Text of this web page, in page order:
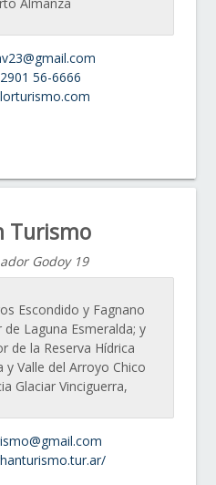
56-6666
Turismo
Godoy 19
Escondido y Fagnano
Laguna Esmeralda; y
de la Reserva Hídrica
y Valle del Arroyo Chico
Glaciar Vinciguerra,